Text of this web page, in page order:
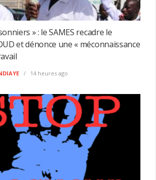
» : le SAMES recadre le
et dénonce une « méconnaissance
14 heures ago